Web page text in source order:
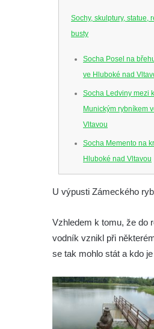
Sochy, skulptury, statue,
busty
Socha Posel na
ve Hluboké nad
Socha Ledviny mezi
Munickým rybníkem
Vltavou
Socha Memento na
Hluboké nad Vltavou
Socha Smilodon v
Socha Koroun
Socha Plejtvák
Socha Mamutí lebka
Socha Mamut
Socha Orel v ZOO
U výpusti Zámeckého
Vzhledem k tomu, že do
vodník vznikl při
se tak mohlo stát a kdo